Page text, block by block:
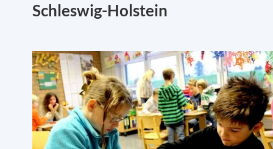
Schleswig-Holstein